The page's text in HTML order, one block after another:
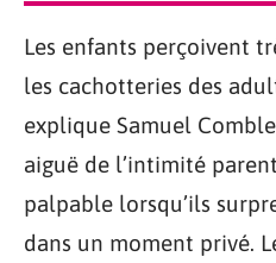
Les enfants perçoivent
les cachotteries des
explique Samuel
aiguë de l’intimité
palpable lorsqu’ils
dans un moment privé.